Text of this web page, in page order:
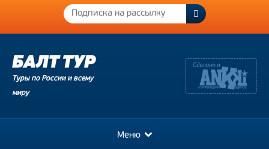
Туры по России и всему
миру
Меню